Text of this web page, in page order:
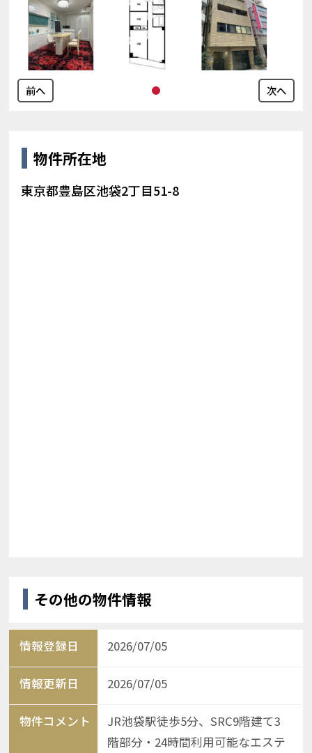
前へ 次へ
物件所在地
東京都豊島区池袋2丁目51-8
その他の物件情報
情報登録日 2026/07/05
情報更新日 2026/07/05
物件コメント
JR池袋駅徒歩5分、SRC9階建て3
階部分・24時間利用可能なエステ